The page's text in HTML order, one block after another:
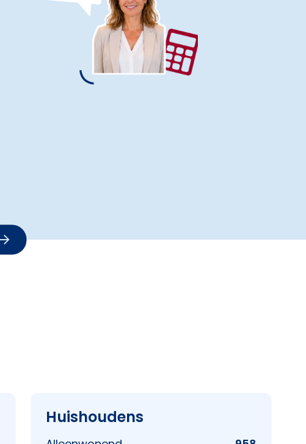
Huishoudens